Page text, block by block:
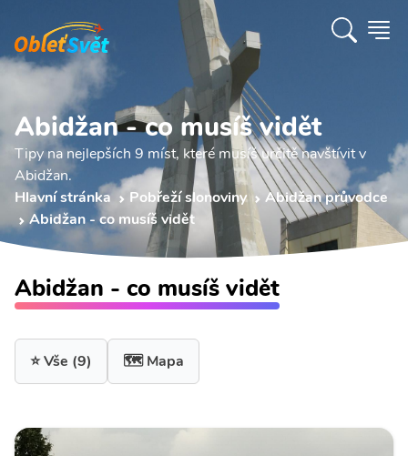
Abidžan - co musíš vidět
Tipy na nejlepších 9 míst, které musíš určitě navštívit v
Abidžan.
Hlavní stránka
Pobřeží slonoviny
Abidžan průvodce
Abidžan - co musíš vidět
Abidžan - co musíš vidět
⭐ Vše (9) 🗺️ Mapa